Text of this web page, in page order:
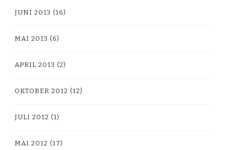
JUNI 2013 (16)
MAI 2013 (6)
APRIL 2013 (2)
OKTOBER 2012 (12)
JULI 2012 (1)
MAI 2012 (17)